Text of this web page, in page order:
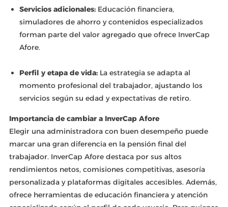
Servicios adicionales:Educación financiera,
simuladores de ahorro y contenidos especializados
forman parte del valor agregado que ofrece InverCap
Afore.
Perfil y etapa de vida:La estrategia se adapta al
momento profesional del trabajador, ajustando los
servicios según su edad y expectativas de retiro.
Importancia de cambiar a InverCap Afore
Elegir una administradora con buen desempeño puede
marcar una gran diferencia en la pensión final del
trabajador. InverCap Afore destaca por sus altos
rendimientos netos, comisiones competitivas, asesoría
personalizada y plataformas digitales accesibles. Además,
ofrece herramientas de educación financiera y atención